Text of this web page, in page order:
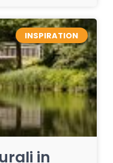
INSPIRATION
in